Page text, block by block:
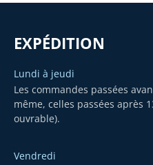
EXPÉDITION
Lundi à jeudi
Les commandes passées
même, celles passées après
ouvrable).
Vendredi